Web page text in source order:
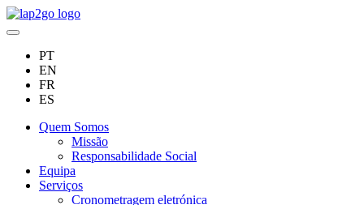
PT
EN
FR
ES
Quem Somos
Missão
Responsabilidade Social
Equipa
Serviços
Cronometragem eletrónica